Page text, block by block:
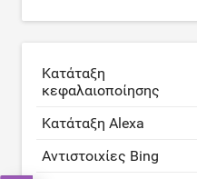
Κατάταξη
κεφαλαιοποίησης
Κατάταξη Alexa
Αντιστοιχίες Bing